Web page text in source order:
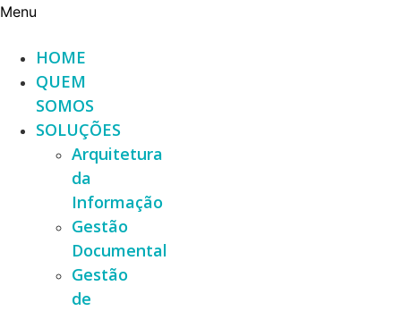
Menu
HOME
QUEM
SOMOS
SOLUÇÕES
Arquitetura
da
Informação
Gestão
Documental
Gestão
de